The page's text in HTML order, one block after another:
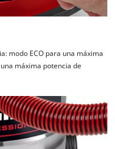
modo ECO para una máxima
máxima potencia de